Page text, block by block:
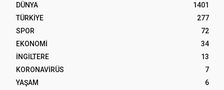
DÜNYA
1401
TÜRKİYE
277
SPOR
72
EKONOMİ
34
İNGİLTERE
13
KORONAVİRÜS
7
YAŞAM
6